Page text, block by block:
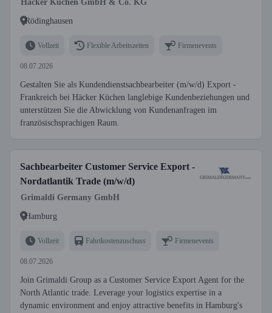
Häcker Küchen GmbH & Co. KG
Rödinghausen
Vollzeit Flexible Arbeitszeiten Firmenevents
08.07.2026
Gestalten Sie als Kundendienstsachbearbeiter (m/w/d) Export -
Frankreich bei Häcker Küchen langlebige Kundenbeziehungen und
unterstützen Sie die Abwicklung von Kundenanfragen im
französischsprachigen Raum.
Sachbearbeiter Customer Service Export -
Nordatlantik Trade (m/w/d)
Grimaldi Germany GmbH
Hamburg
Vollzeit Fahrtkostenzuschuss Firmenevents
08.07.2026
Join Grimaldi Group as a Customer Service Export Agent for the
North Atlantic trade. Leverage your logistics expertise in a
dynamic environment and enjoy attractive benefits in Hamburg's